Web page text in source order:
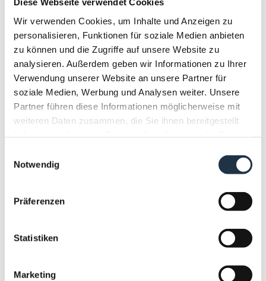
Wir verwenden Cookies, um Inhalte und Anzeigen zu
personalisieren, Funktionen für soziale Medien anbieten
zu können und die Zugriffe auf unsere Website zu
analysieren. Außerdem geben wir Informationen zu Ihrer
Verwendung unserer Website an unsere Partner für
soziale Medien, Werbung und Analysen weiter. Unsere
Partner führen diese Informationen möglicherweise mit
weiteren Daten zusammen, die Sie ihnen bereitgestellt
Notwendig
Präferenzen
Statistiken
Marketing
Doppelwaschtisch, teilweise Badewanne,
Handtuchtrockner, Föhn, WC getrennt, Telefon,
Kabel-Flat-TV, W-LAN, Minibar, Safe, Schreibtisch,
Balkon.
Mehr anzeigen
ZIMMERKALENDER ANZEIGEN
13